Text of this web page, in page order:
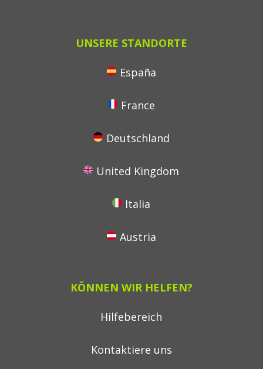
UNSERE STANDORTE
España
France
Deutschland
United Kingdom
Italia
Austria
KÖNNEN WIR HELFEN?
Hilfebereich
Kontaktiere uns